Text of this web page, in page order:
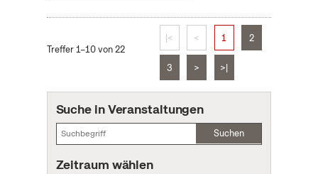
Treffer 1–10 von 22
|< < 1 2
3 > >|
Suche in Veranstaltungen
Suchen
Zeitraum wählen